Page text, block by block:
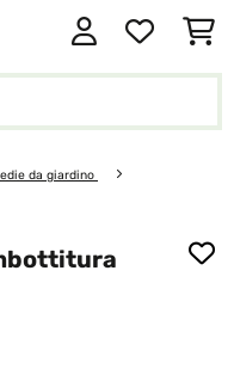
da giardino